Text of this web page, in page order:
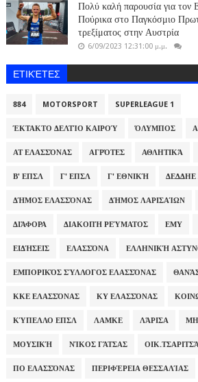
Πολύ καλή παρουσία για τον
Πούρικα στο Παγκόσμιο
τρεξίματος στην Αυστρία
6/09/2023 12:31:00 μ.μ.
ΕΤΙΚΈΤΕΣ
884 MOTORSPORT SUPERLEAGUE 1
ΈΚΤΑΚΤΟ ΔΕΛΤΊΟ ΚΑΙΡΟΎ ΌΛΥΜΠΟΣ
ΑΤ ΕΛΑΣΣΌΝΑΣ ΑΓΡΌΤΕΣ ΑΘΛΗΤΙΚΆ
Β' ΕΠΣΛ Γ' ΕΠΣΛ Γ' ΕΘΝΙΚΉ ΔΕΔΔΗΕ
ΔΉΜΟΣ ΕΛΑΣΣΌΝΑΣ ΔΉΜΟΣ ΛΑΡΙΣΑΊΩΝ
ΔΙΆΦΟΡΑ ΔΙΑΚΟΠΉ ΡΕΎΜΑΤΟΣ ΕΜΥ
ΕΙΔΉΣΕΙΣ ΕΛΑΣΣΌΝΑ ΕΛΛΗΝΙΚΉ
ΕΜΠΟΡΙΚΌΣ ΣΎΛΛΟΓΟΣ ΕΛΑΣΣΌΝΑΣ
ΚΚΕ ΕΛΑΣΣΌΝΑΣ ΚΥ ΕΛΑΣΣΌΝΑΣ
ΚΎΠΕΛΛΟ ΕΠΣΛ ΛΑΜΚΕ ΛΆΡΙΣΑ
ΜΟΥΣΙΚΉ ΝΊΚΟΣ ΓΆΤΣΑΣ
ΠΟ ΕΛΑΣΣΌΝΑΣ ΠΕΡΙΦΈΡΕΙΑ ΘΕΣΣΑΛΊΑΣ